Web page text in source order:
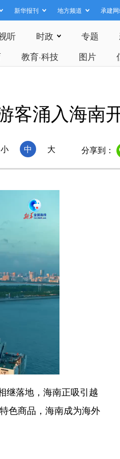
新华报刊 地方频道 承建
听 时政 专题
教育·科技 图片
客涌入海南
小 中 大 分享到：
落地，海南正吸引越
色商品，海南成为海外